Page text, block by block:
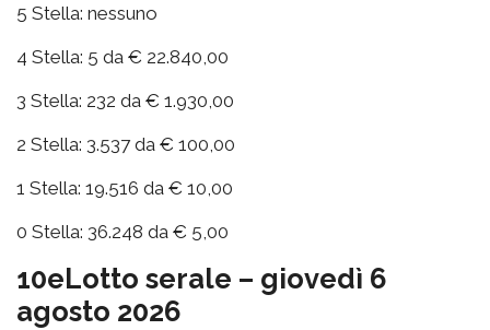
5 Stella: nessuno
4 Stella: 5 da € 22.840,00
3 Stella: 232 da € 1.930,00
2 Stella: 3.537 da € 100,00
1 Stella: 19.516 da € 10,00
0 Stella: 36.248 da € 5,00
10eLotto serale – giovedì 6
agosto 2026